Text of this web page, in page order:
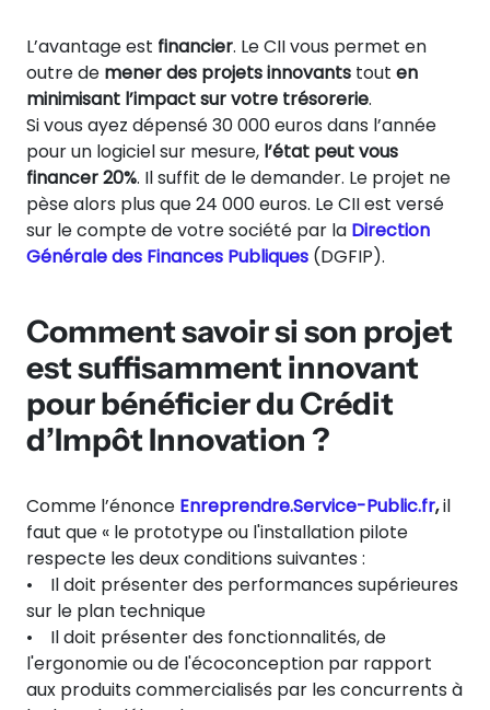
L’avantage est financier. Le CII vous permet en
outre de mener des projets innovants tout en
minimisant l’impact sur votre trésorerie.
Si vous ayez dépensé 30 000 euros dans l’année
pour un logiciel sur mesure, l’état peut vous
financer 20%. Il suffit de le demander. Le projet ne
pèse alors plus que 24 000 euros. Le CII est versé
sur le compte de votre société par la Direction
Générale des Finances Publiques (DGFIP).
Comment savoir si son projet
est suffisamment innovant
pour bénéficier du Crédit
d’Impôt Innovation ?
Comme l’énonce Enreprendre.Service-Public.fr,il
faut que « le prototype ou l'installation pilote
respecte les deux conditions suivantes :
• Il doit présenter des performances supérieures
sur le plan technique
• Il doit présenter des fonctionnalités, de
l'ergonomie ou de l'écoconception par rapport
aux produits commercialisés par les concurrents à